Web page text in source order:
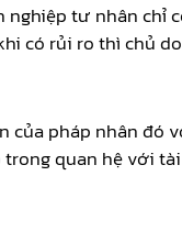
tư nhân
có rủi ro thì
pháp nhân
quan hệ với